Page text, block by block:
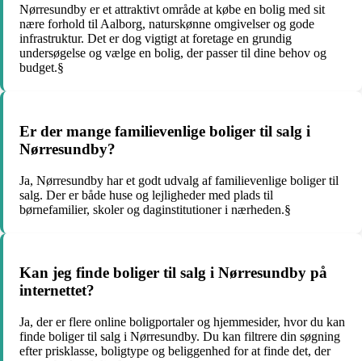
Nørresundby er et attraktivt område at købe en bolig med sit
nære forhold til Aalborg, naturskønne omgivelser og gode
infrastruktur. Det er dog vigtigt at foretage en grundig
undersøgelse og vælge en bolig, der passer til dine behov og
budget.§
Er der mange familievenlige boliger til salg i
Nørresundby?
Ja, Nørresundby har et godt udvalg af familievenlige boliger til
salg. Der er både huse og lejligheder med plads til
børnefamilier, skoler og daginstitutioner i nærheden.§
Kan jeg finde boliger til salg i Nørresundby på
internettet?
Ja, der er flere online boligportaler og hjemmesider, hvor du kan
finde boliger til salg i Nørresundby. Du kan filtrere din søgning
efter prisklasse, boligtype og beliggenhed for at finde det, der